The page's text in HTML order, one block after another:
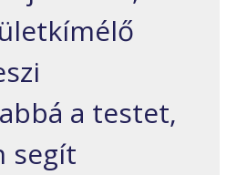
a testet,
segít